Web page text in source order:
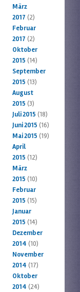
März
2017 (2)
Februar
2017 (2)
Oktober
2015 (14)
September
2015 (13)
August
2015 (3)
Juli 2015 (18)
Juni 2015 (16)
Mai 2015 (19)
April
2015 (12)
März
2015 (10)
Februar
2015 (15)
Januar
2015 (14)
Dezember
2014 (10)
November
2014 (17)
Oktober
2014 (24)